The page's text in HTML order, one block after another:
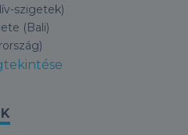
szigetek)
(Bali)